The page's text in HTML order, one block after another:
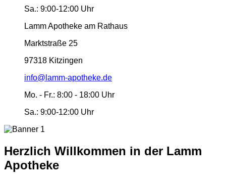
Sa.: 9:00-12:00 Uhr
Lamm Apotheke am Rathaus
Marktstraße 25
97318 Kitzingen
info@lamm-apotheke.de
Mo. - Fr.: 8:00 - 18:00 Uhr
Sa.: 9:00-12:00 Uhr
Herzlich Willkommen in der Lamm
Apotheke